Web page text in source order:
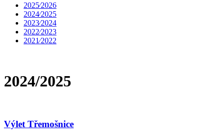
2025⁄2026
2024⁄2025
2023⁄2024
2022⁄2023
2021⁄2022
2024/2025
Výlet Třemošnice